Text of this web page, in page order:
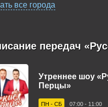
Луки 101.6 FM
102.7 FM
100.4 FM
88.1 FM
90.7 FM
все города
передач
Утреннее шоу
Перцы»
ПН - СБ 07:00 - 11:00